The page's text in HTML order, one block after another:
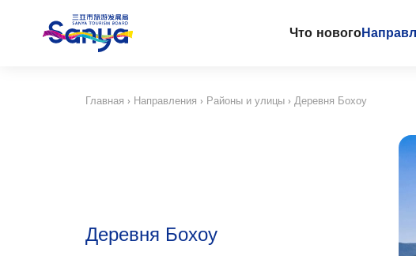
Что нового
Главная › Направления › Районы и улицы› Деревня Бохоу
Деревня Бохоу